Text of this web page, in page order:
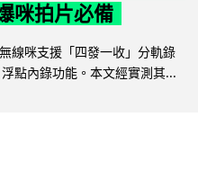
咪拍片必備
線咪支援「四發一收」分軌錄
點內錄功能。本文經實測其...